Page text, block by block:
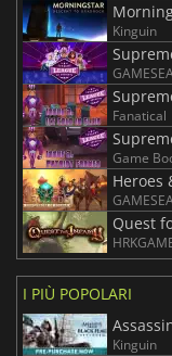
Kinguin
Fanatical
Game
Heroes
Quest
I PIÙ POPOLARI
Kinguin